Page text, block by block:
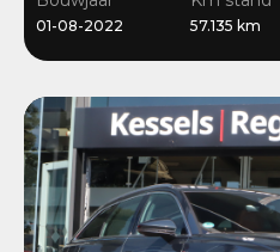
Stoelverwarming
01-08-2022 57.135 km